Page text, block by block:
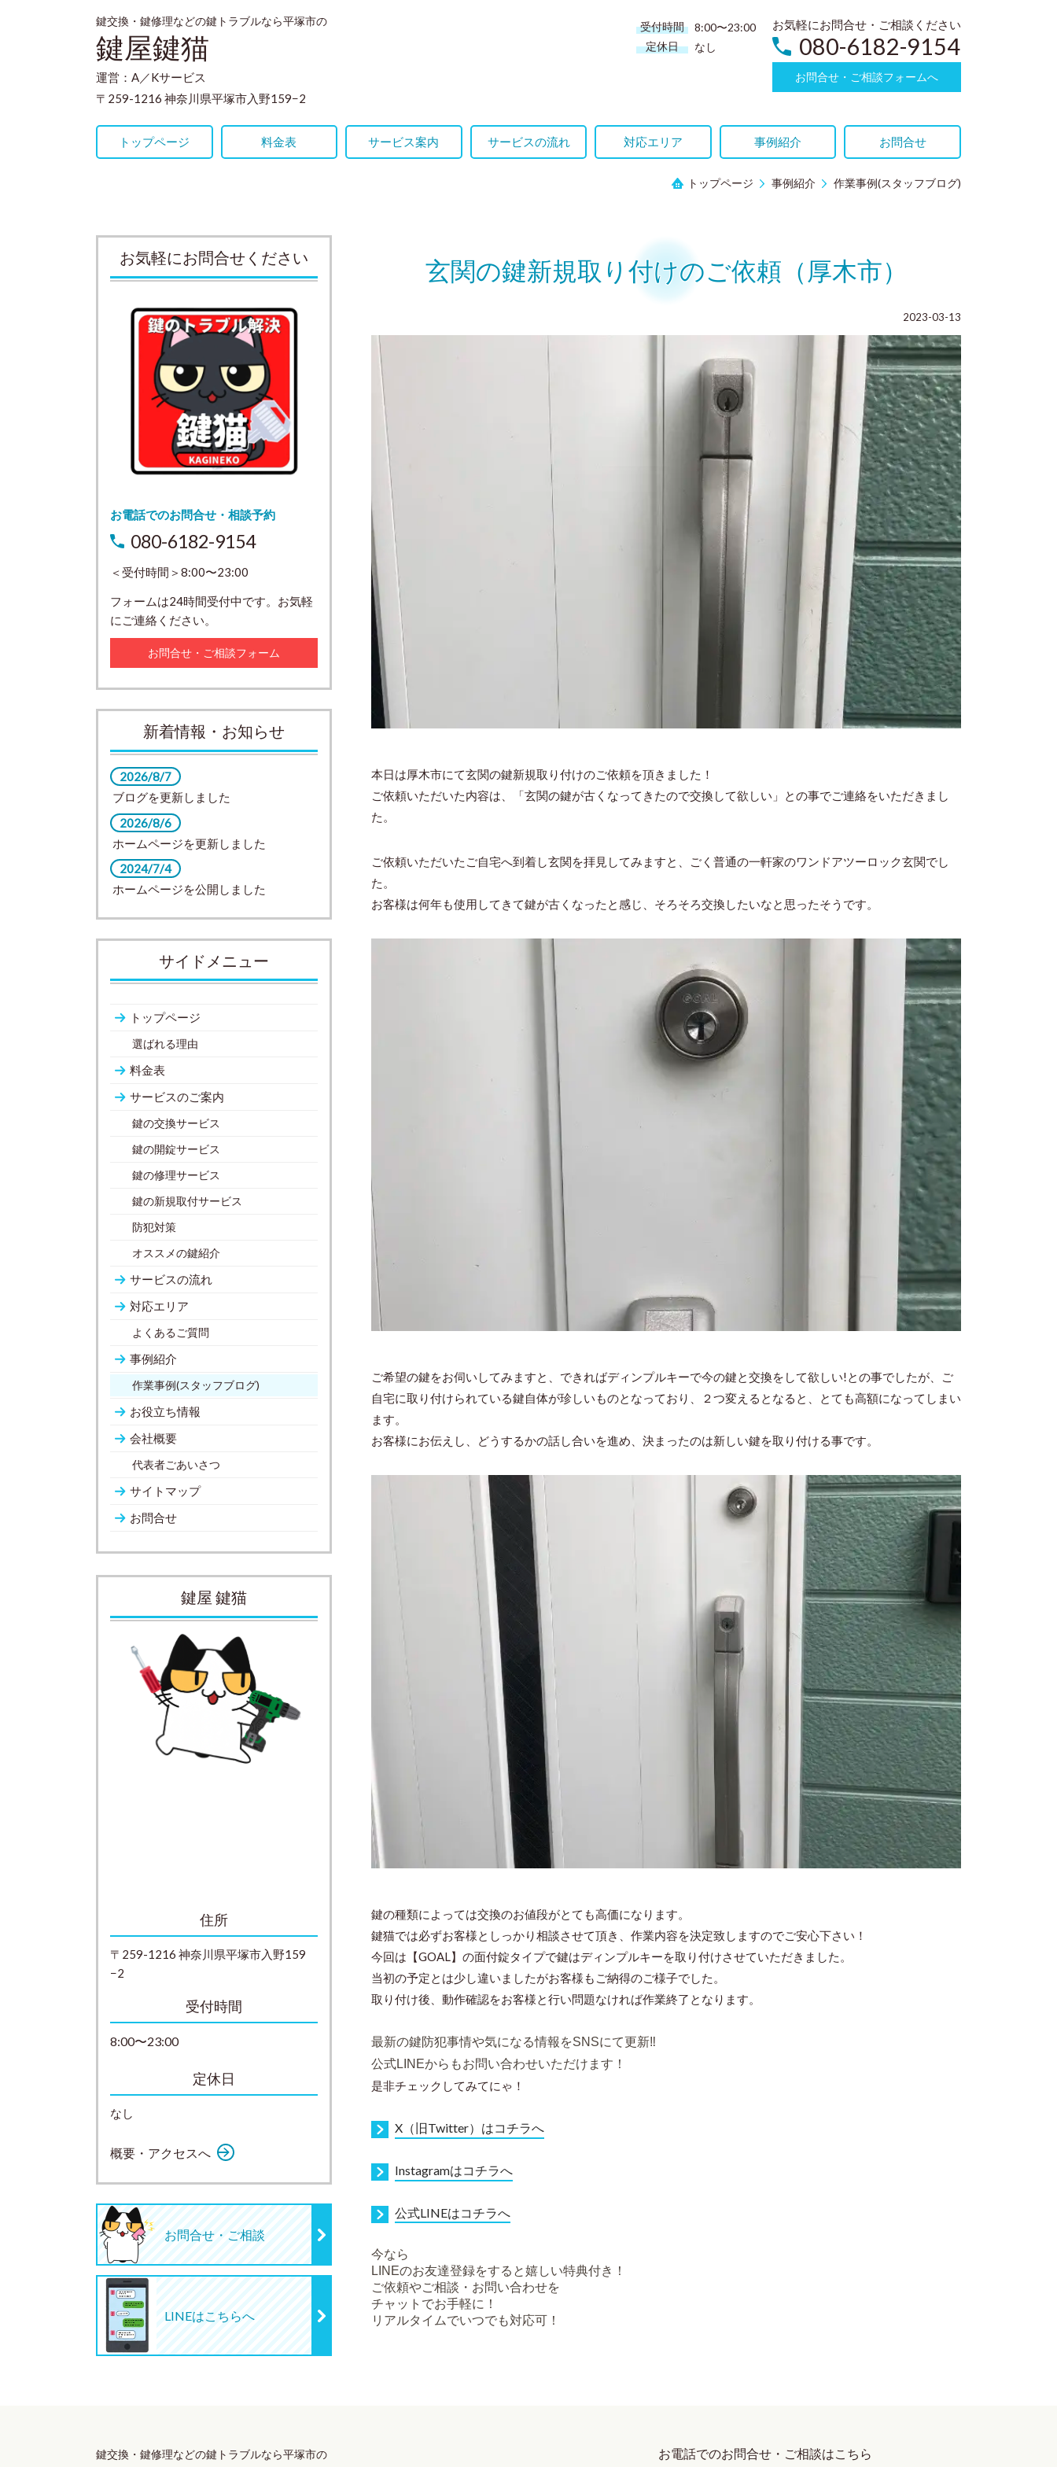
鍵交換・鍵修理などの鍵トラブルなら平塚市の
鍵屋鍵猫
運営：A／Kサービス
〒259-1216 神奈川県平塚市入野159−2
受付時間
8:00〜23:00
定休日
なし
お気軽にお問合せ・ご相談ください
080-6182-9154
お問合せ・ご相談フォームへ
トップページ 料金表 サービス案内 サービスの流れ 対応エリア 事例紹介 お問合せ
トップページ 事例紹介 作業事例(スタッフブログ)
玄関の鍵新規取り付けのご依頼（厚木市）
2023-03-13
本日は厚木市にて玄関の鍵新規取り付けのご依頼を頂きました！
ご依頼いただいた内容は、「玄関の鍵が古くなってきたので交換して欲しい」との事でご連絡をいただきまし
た。
ご依頼いただいたご自宅へ到着し玄関を拝見してみますと、ごく普通の一軒家のワンドアツーロック玄関でし
た。
お客様は何年も使用してきて鍵が古くなったと感じ、そろそろ交換したいなと思ったそうです。
ご希望の鍵をお伺いしてみますと、できればディンプルキーで今の鍵と交換をして欲しい!との事でしたが、ご
自宅に取り付けられている鍵自体が珍しいものとなっており、２つ変えるとなると、とても高額になってしまい
ます。
お客様にお伝えし、どうするかの話し合いを進め、決まったのは新しい鍵を取り付ける事です。
鍵の種類によっては交換のお値段がとても高価になります。
鍵猫では必ずお客様としっかり相談させて頂き、作業内容を決定致しますのでご安心下さい！
今回は【GOAL】の面付錠タイプで鍵はディンプルキーを取り付けさせていただきました。
当初の予定とは少し違いましたがお客様もご納得のご様子でした。
取り付け後、動作確認をお客様と行い問題なければ作業終了となります。
最新の鍵防犯事情や気になる情報をSNSにて更新‼️
公式LINEからもお問い合わせいただけます！
是非チェックしてみてにゃ！
X（旧Twitter）はコチラへ
Instagramはコチラへ
公式LINEはコチラへ
今なら
LINEのお友達登録をすると嬉しい特典付き！
ご依頼やご相談・お問い合わせを
チャットでお手軽に！
リアルタイムでいつでも対応可！
お気軽にお問合せください
お電話でのお問合せ・相談予約
080-6182-9154
＜受付時間＞8:00〜23:00
フォームは24時間受付中です。お気軽
にご連絡ください。
お問合せ・ご相談フォーム
新着情報・お知らせ
2026/8/7
ブログを更新しました
2026/8/6
ホームページを更新しました
2024/7/4
ホームページを公開しました
サイドメニュー
トップページ
選ばれる理由
料金表
サービスのご案内
鍵の交換サービス
鍵の開錠サービス
鍵の修理サービス
鍵の新規取付サービス
防犯対策
オススメの鍵紹介
サービスの流れ
対応エリア
よくあるご質問
事例紹介
作業事例(スタッフブログ)
お役立ち情報
会社概要
代表者ごあいさつ
サイトマップ
お問合せ
鍵屋 鍵猫
住所
〒259-1216 神奈川県平塚市入野159
−2
受付時間
8:00〜23:00
定休日
なし
概要・アクセスへ
お問合せ・ご相談
LINEはこちらへ
鍵交換・鍵修理などの鍵トラブルなら平塚市の お電話でのお問合せ・ご相談はこちら